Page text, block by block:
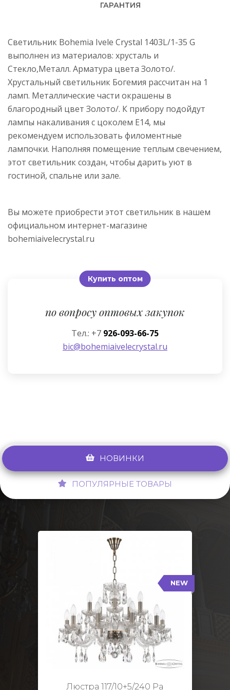
ГАРАНТИЯ
Светильник Bohemia Ivele Crystal 1403L/1-35 G
выполнен из материалов: хрусталь и
Стекло,Металл. Арматура цвета Золото/.
Хрустальный светильник Богемия рассчитан на 1
ламп. Металлические части окрашены в
благородный цвет Золото/. К прибору подойдут
лампы накаливания с цоколем E14, мы
рекомендуем использовать филоментные
лампочки. Наполняя помещение теплым свечением,
этот светильник создан, чтобы дарить уют в
гостиной, спальне или зале.
Вы можете приобрести этот светильник в нашем
официальном интернет-магазине
bohemiaivelecrystal.ru
Купить оптом
по вопросу оптовых закупок
Тел.: +7 926-093-66-75
bic@bohemiaivelecrystal.ru
НОВИНКИ
ПОПУЛЯРНЫЕ ТОВАРЫ
NEW
Люстра 117/10+5/240 Pa
117/10+5/240 Pa
Тип: Стеклянный рожок
Цвет арматуры: Патина/
Кол-во ламп: 15
Диаметр: 70 см